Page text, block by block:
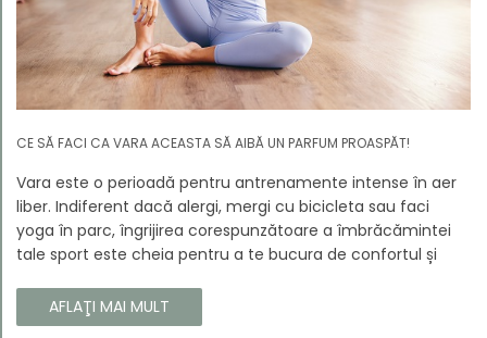
CE SĂ FACI CA VARA ACEASTA SĂ AIBĂ UN PARFUM PROASPĂT!
Vara este o perioadă pentru antrenamente intense în aer
liber. Indiferent dacă alergi, mergi cu bicicleta sau faci
yoga în parc, îngrijirea corespunzătoare a îmbrăcămintei
tale sport este cheia pentru a te bucura de confortul și
cum să vă îngrijiți corect îmbrăcămintea sport, astfel încât
să își păstreze proprietățile chiar și în timpul celor mai
AFLAŢI MAI MULT